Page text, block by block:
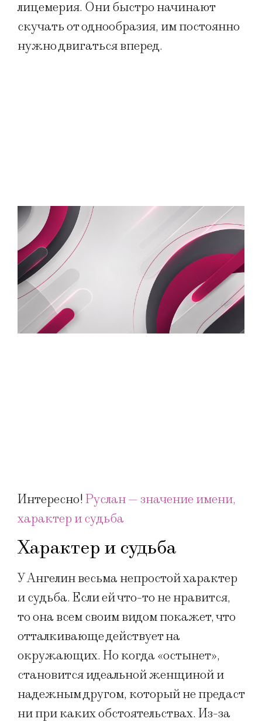
лицемерия. Они быстро начинают
скучать от однообразия, им постоянно
нужно двигаться вперед.
Интересно!Руслан — значение имени,
характер и судьба
Характер и судьба
У Ангелин весьма непростой характер
и судьба. Если ей что-то не нравится,
то она всем своим видом покажет, что
отталкивающе действует на
окружающих. Но когда «остынет»,
становится идеальной женщиной и
надежным другом, который не предаст
ни при каких обстоятельствах. Из-за